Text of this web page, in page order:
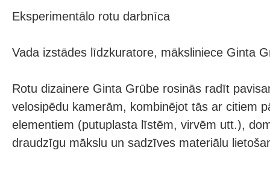
Eksperimentālo rotu darbnīca
Vada izstādes līdzkuratore, māksliniece Ginta
Rotu dizainere Ginta Grūbe rosinās radīt
velosipēdu kamerām, kombinējot tās ar citiem
elementiem (putuplasta līstēm, virvēm utt.),
draudzīgu mākslu un sadzīves materiālu